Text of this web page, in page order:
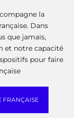
la
Dans
que jamais,
et notre capacité
pour faire
FRANÇAISE